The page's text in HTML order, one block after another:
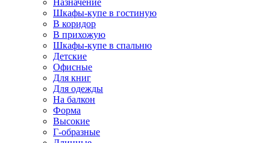
Назначение
Шкафы-купе в гостиную
В коридор
В прихожую
Шкафы-купе в спальню
Детские
Офисные
Для книг
Для одежды
На балкон
Форма
Высокие
Г-образные